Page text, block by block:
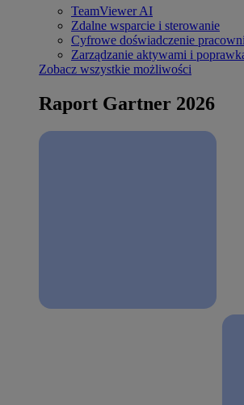
TeamViewer AI
Zdalne wsparcie i sterowanie
Cyfrowe doświadczenie
Zarządzanie aktywami i
Zobacz wszystkie możliwości
Raport Gartner 2026